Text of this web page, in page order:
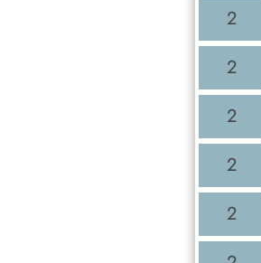
2
2
2
2
2